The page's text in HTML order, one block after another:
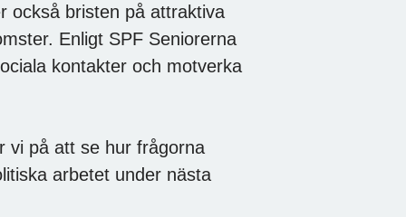
också bristen på attraktiva
Enligt SPF Seniorerna
kontakter och motverka
vi på att se hur frågorna
arbetet under nästa